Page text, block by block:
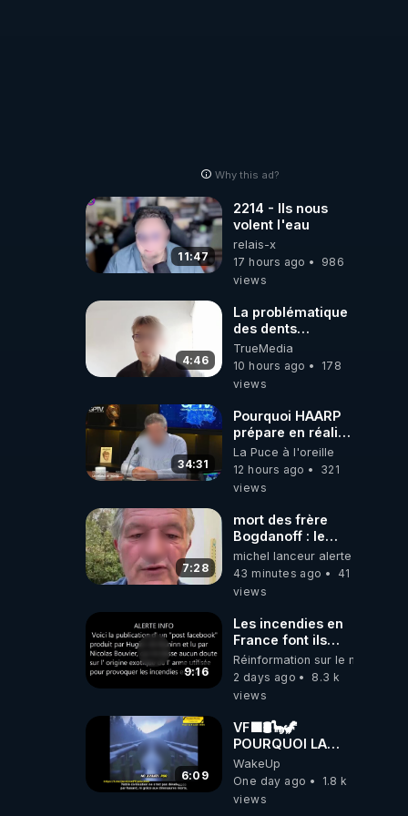
Why this ad?
11:47
2214 - Ils nous
volent l'eau
relais-x
17 hours ago
986
views
4:46
La problématique
des dents
dévitalisées et
des implants
TrueMedia
10 hours ago
178
views
34:31
Pourquoi HAARP
prépare en réalité
un CHAOS
climatique, on
répond
La Puce à l'oreille
12 hours ago
321
views
7:28
mort des frère
Bogdanoff : le
mensonge d état
michel lanceur alerte
43 minutes ago
41
views
9:16
Les incendies en
France font ils
partie d' un plan
qui aurait débuté
le 11 septembre
Réinformation sur le monde
2 days ago
8.3 k
views
6:09
VF🟩🛢🦕🦖
POURQUOI LA
SCIENCE
OFFICIELLE NE
CONNAÎT-ELLE
WakeUp
One day ago
1.8 k
views